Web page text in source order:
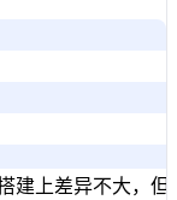
建上差异不大，